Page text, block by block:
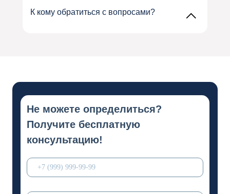
документах об обучении»).
К кому обратиться с вопросами?
отдельном чате.
Не можете определиться?
Получите бесплатную
консультацию!